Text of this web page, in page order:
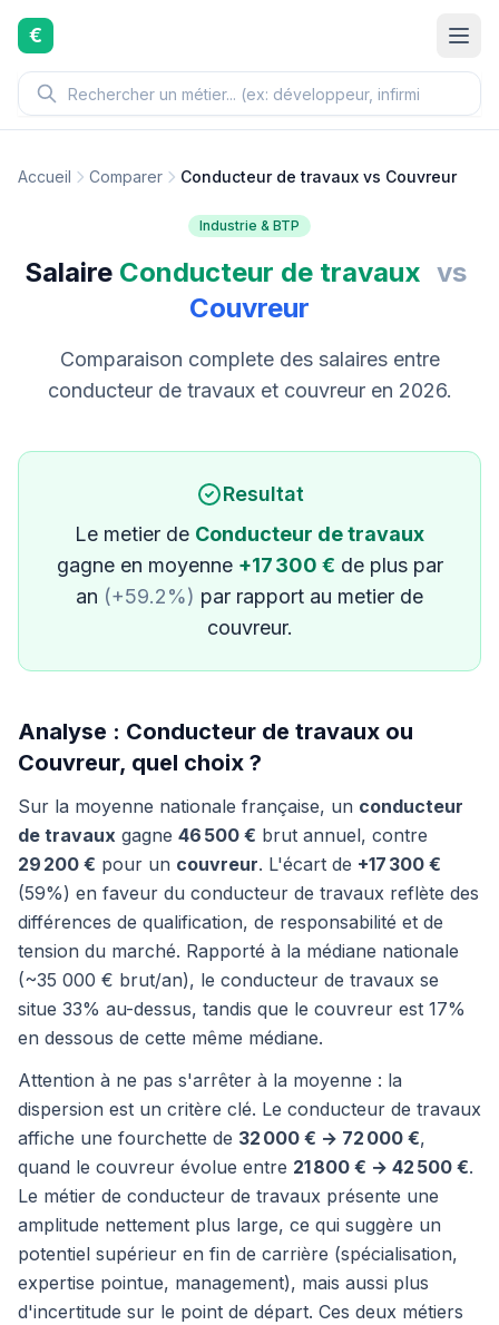
Aller au contenu principal
€
Accueil Comparer Conducteur de travaux vs Couvreur
Industrie & BTP
Salaire Conducteur de travaux vs
Couvreur
Comparaison complete des salaires entre
conducteur de travaux et couvreur en 2026.
Resultat
Le metier de Conducteur de travaux
gagne en moyenne +17 300 € de plus par
an (+59.2%) par rapport au metier de
couvreur.
Analyse : Conducteur de travaux ou
Couvreur, quel choix ?
Sur la moyenne nationale française, un conducteur
de travaux gagne 46 500 € brut annuel, contre
29 200 € pour un couvreur. L'écart de +17 300 €
(59%) en faveur du conducteur de travaux reflète des
différences de qualification, de responsabilité et de
tension du marché. Rapporté à la médiane nationale
(~35 000 € brut/an), le conducteur de travaux se
situe 33% au-dessus, tandis que le couvreur est 17%
en dessous de cette même médiane.
Attention à ne pas s'arrêter à la moyenne : la
dispersion est un critère clé. Le conducteur de travaux
affiche une fourchette de 32 000 € → 72 000 €,
quand le couvreur évolue entre 21 800 € → 42 500 €.
Le métier de conducteur de travaux présente une
amplitude nettement plus large, ce qui suggère un
potentiel supérieur en fin de carrière (spécialisation,
expertise pointue, management), mais aussi plus
d'incertitude sur le point de départ. Ces deux métiers